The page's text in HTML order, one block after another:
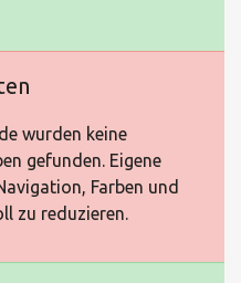
wurden keine
gefunden. Eigene
Farben und
zu reduzieren.